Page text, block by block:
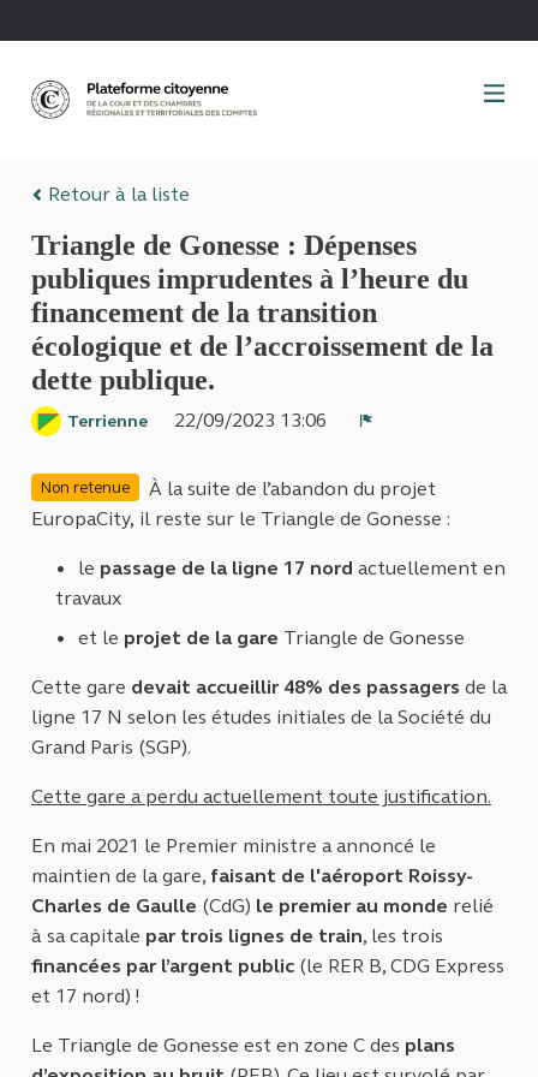
Retour à la liste
Triangle de Gonesse : Dépenses
publiques imprudentes à l’heure du
financement de la transition
écologique et de l’accroissement de la
dette publique.
Terrienne
22/09/2023 13:06
Non retenue
À la suite de l’abandon du projet
EuropaCity, il reste sur le Triangle de Gonesse :
le passage de la ligne 17 nord actuellement en
travaux
et le projet de la gare Triangle de Gonesse
Cette gare devait accueillir 48% des passagers de la
ligne 17 N selon les études initiales de la Société du
Grand Paris (SGP).
Cette gare a perdu actuellement toute justification.
En mai 2021 le Premier ministre a annoncé le
maintien de la gare, faisant de l'aéroport Roissy-
Charles de Gaulle (CdG) le premier au monde relié
à sa capitale par trois lignes de train, les trois
financées par l’argent public (le RER B, CDG Express
et 17 nord) !
Le Triangle de Gonesse est en zone C des plans